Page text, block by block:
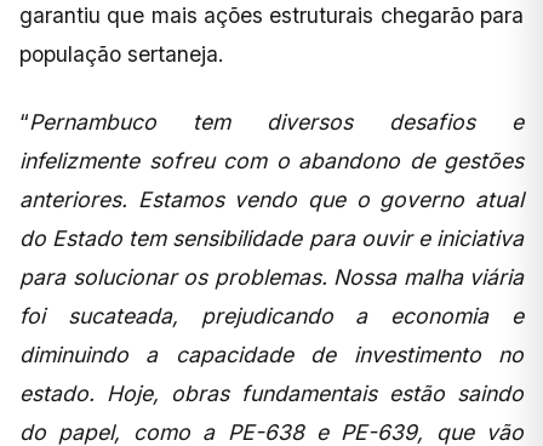
garantiu que mais ações estruturais chegarão para
população sertaneja.
“Pernambuco tem diversos desafios e
infelizmente sofreu com o abandono de gestões
anteriores. Estamos vendo que o governo atual
do Estado tem sensibilidade para ouvir e iniciativa
para solucionar os problemas. Nossa malha viária
foi sucateada, prejudicando a economia e
diminuindo a capacidade de investimento no
estado. Hoje, obras fundamentais estão saindo
do papel, como a PE-638 e PE-639, que vão